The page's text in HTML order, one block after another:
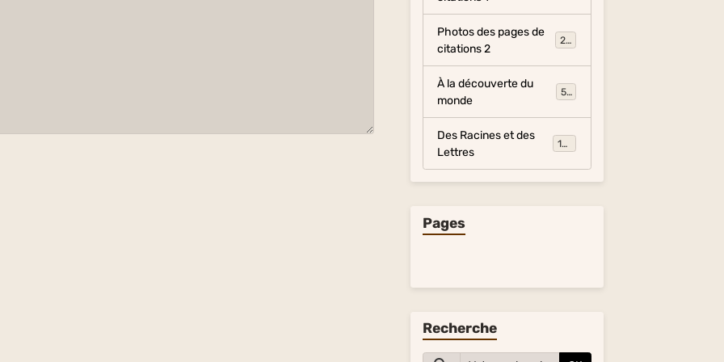
Photos des pages de
citations 2
281
À la découverte du
monde
54
Des Racines et des
Lettres
134
Pages
Recherche